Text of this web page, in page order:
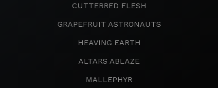
CUTTERRED FLESH
GRAPEFRUIT ASTRONAUTS
HEAVING EARTH
ALTARS ABLAZE
MALLEPHYR